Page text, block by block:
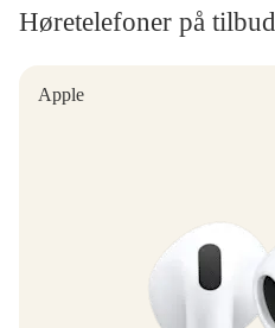
Høretelefoner på tilbud
Apple